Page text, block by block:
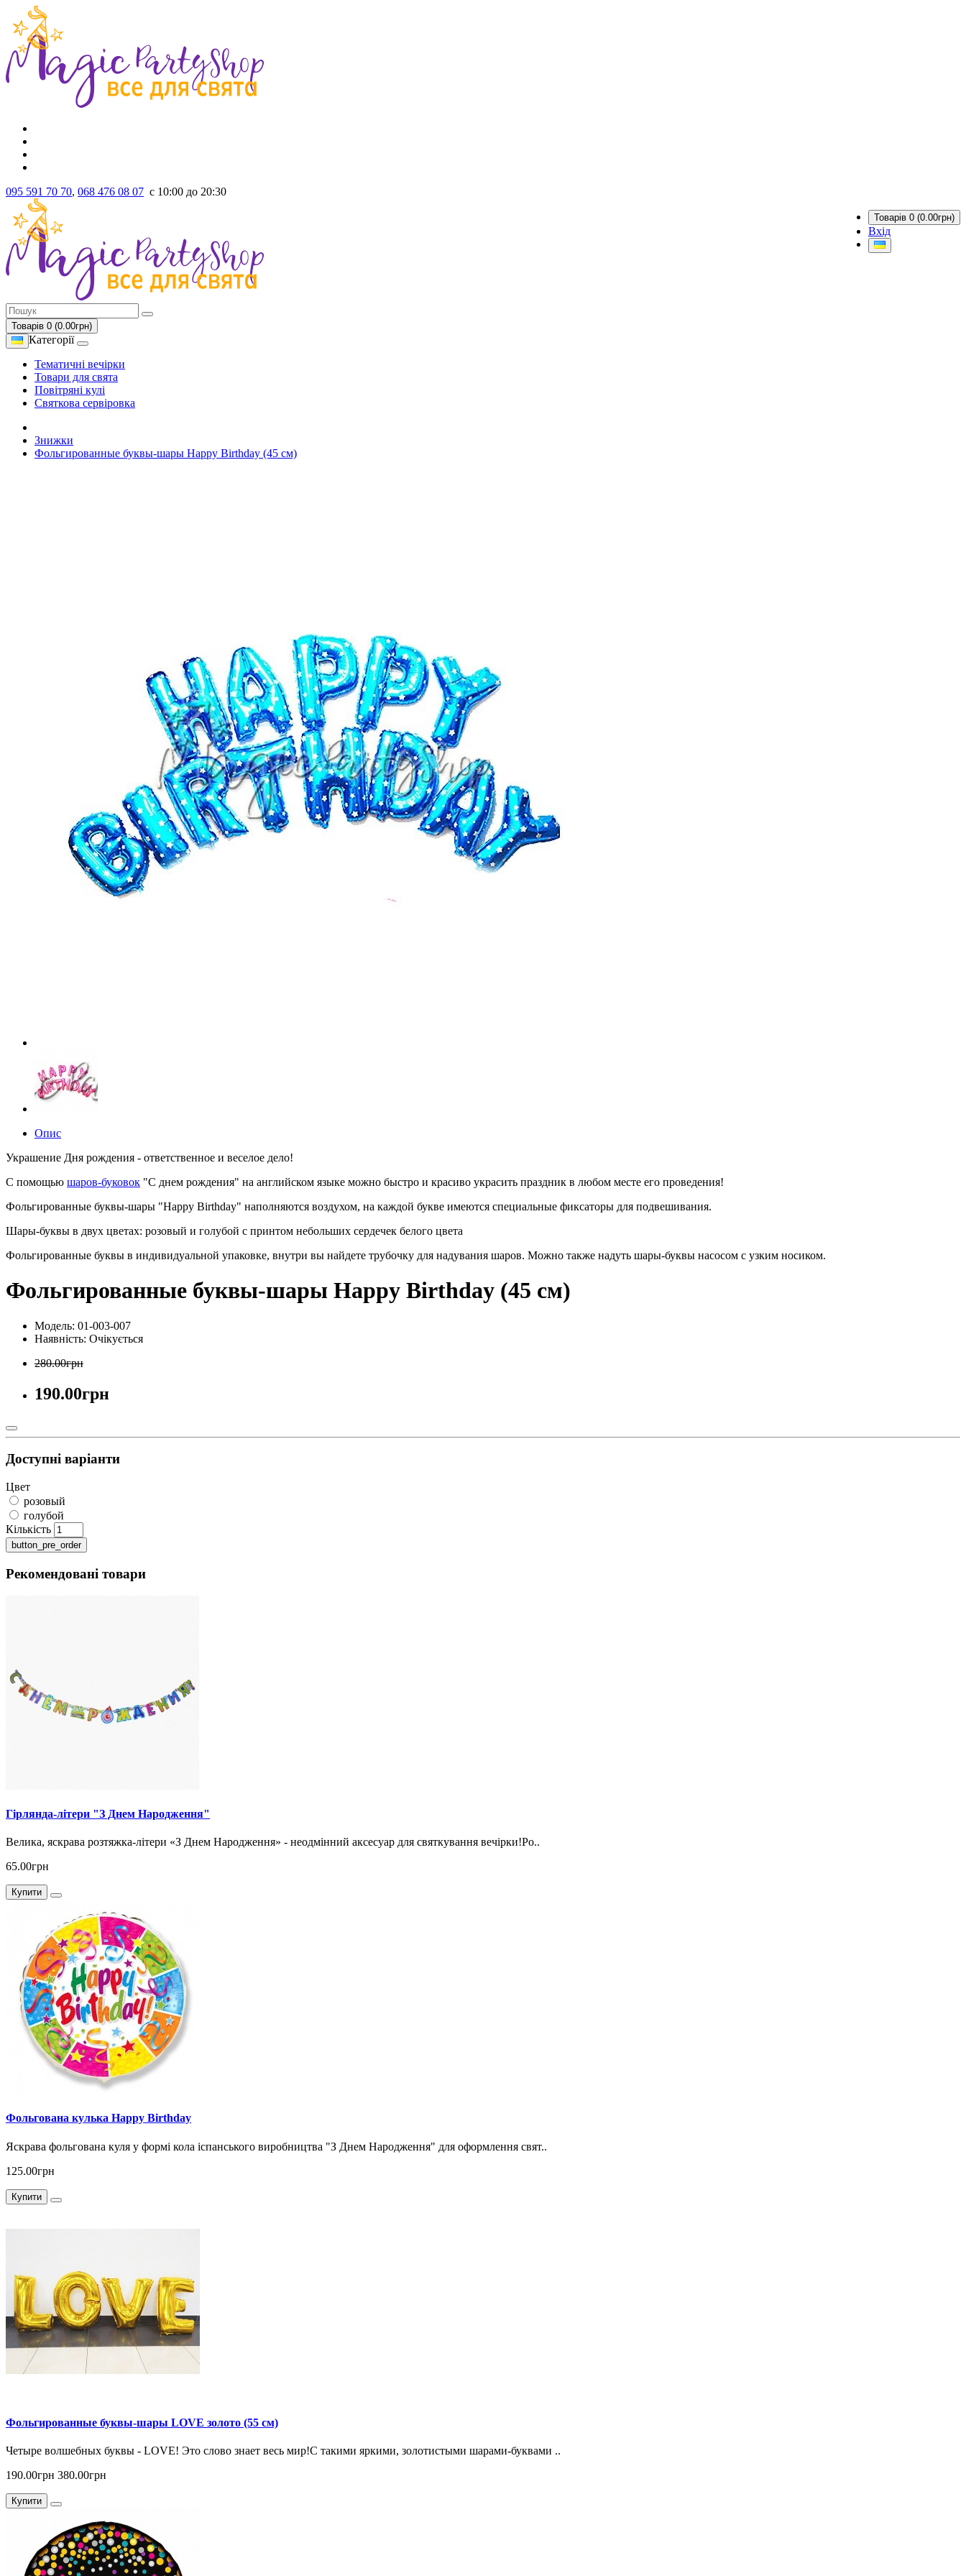
095 591 70 70, 068 476 08 07 с 10:00 до 20:30
Товарів 0 (0.00грн)
Вхід
Товарів 0 (0.00грн)
Категорії
Тематичні вечірки
Товари для свята
Повітряні кулі
Святкова сервіровка
Знижки
Фольгированные буквы-шары Happy Birthday (45 см)
Опис
Украшение Дня рождения - ответственное и веселое дело!
С помощью шаров-буковок "С днем рождения" на английском языке можно быстро и красиво украсить праздник в любом месте его проведения!
Фольгированные буквы-шары "Happy Birthday" наполняются воздухом, на каждой букве имеются специальные фиксаторы для подвешивания.
Шары-буквы в двух цветах: розовый и голубой с принтом небольших сердечек белого цвета
Фольгированные буквы в индивидуальной упаковке, внутри вы найдете трубочку для надувания шаров. Можно также надуть шары-буквы насосом с узким носиком.
Фольгированные буквы-шары Happy Birthday (45 см)
Модель: 01-003-007
Наявність: Очікується
280.00грн
190.00грн
Доступні варіанти
Цвет
розовый
голубой
Кількість
button_pre_order
Рекомендовані товари
Гірлянда-літери "З Днем Народження"
Велика, яскрава розтяжка-літери «З Днем Народження» - неодмінний аксесуар для святкування вечірки!Ро..
65.00грн
Купити
Фольгована кулька Happy Birthday
Яскрава фольгована куля у формі кола іспанського виробництва "З Днем Народження" для оформлення свят..
125.00грн
Купити
Фольгированные буквы-шары LOVE золото (55 см)
Четыре волшебных буквы - LOVE! Это слово знает весь мир!С такими яркими, золотистыми шарами-буквами ..
190.00грн 380.00грн
Купити